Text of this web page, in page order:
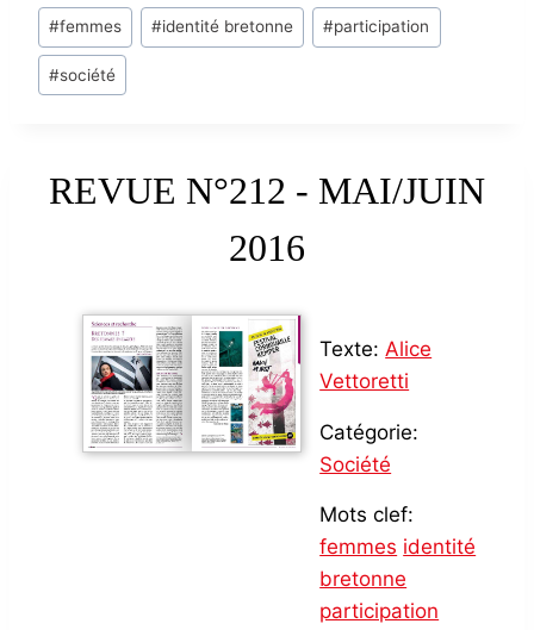
Post
Tags:
#femmes #identité bretonne #participation
#société
REVUE N°212 - MAI/JUIN
2016
Texte: Alice
Vettoretti
Catégorie:
Société
Mots clef:
femmes identité
bretonne
participation